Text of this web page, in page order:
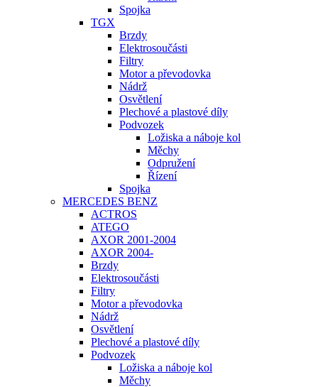
Spojka
TGX
Brzdy
Elektrosoučásti
Filtry
Motor a převodovka
Nádrž
Osvětlení
Plechové a plastové díly
Podvozek
Ložiska a náboje kol
Měchy
Odpružení
Řízení
Spojka
MERCEDES BENZ
ACTROS
ATEGO
AXOR 2001-2004
AXOR 2004-
Brzdy
Elektrosoučásti
Filtry
Motor a převodovka
Nádrž
Osvětlení
Plechové a plastové díly
Podvozek
Ložiska a náboje kol
Měchy